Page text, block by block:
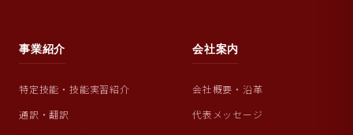
事業紹介
特定技能・技能実習紹介
通訳・翻訳
会社案内
会社概要・沿革
代表メッセージ